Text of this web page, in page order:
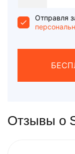
+1
Отправля
Отзывы о